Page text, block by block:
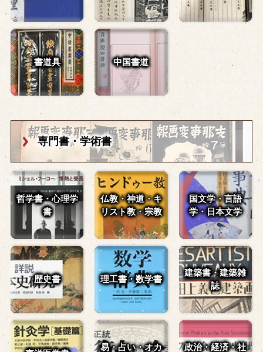
書道具 中国書道
専門書・学術書
哲学書・心理学
書
仏教・神道・キ
リスト教・宗教
国文学・言語
学・日本文学
歴史書 理工書・数学書
建築書・建築雑
誌
易・占い・オカ 政治・経済・社